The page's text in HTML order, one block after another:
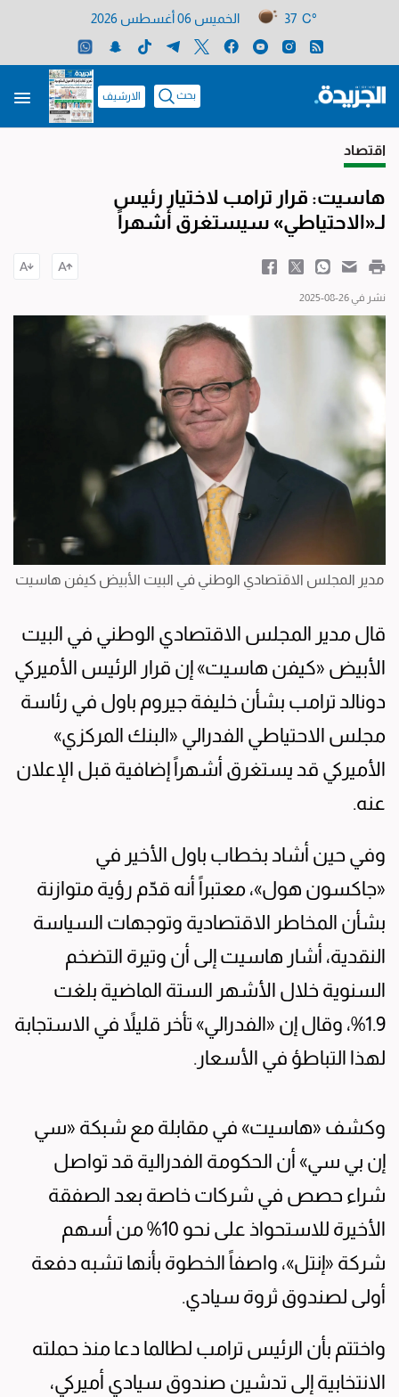
37 C° الخميس 06 أغسطس 2026
بحث الارشيف
اقتصاد
هاسيت: قرار ترامب لاختيار رئيس
لـ«الاحتياطي» سيستغرق أشهراً
نشر في 26-08-2025
مدير المجلس الاقتصادي الوطني في البيت الأبيض كيفن هاسيت
قال مدير المجلس الاقتصادي الوطني في البيت
الأبيض «كيفن هاسيت» إن قرار الرئيس الأميركي
دونالد ترامب بشأن خليفة جيروم باول في رئاسة
مجلس الاحتياطي الفدرالي «البنك المركزي»
الأميركي قد يستغرق أشهراً إضافية قبل الإعلان
عنه.
وفي حين أشاد بخطاب باول الأخير في
«جاكسون هول»، معتبراً أنه قدّم رؤية متوازنة
بشأن المخاطر الاقتصادية وتوجهات السياسة
النقدية، أشار هاسيت إلى أن وتيرة التضخم
السنوية خلال الأشهر الستة الماضية بلغت
1.9%، وقال إن «الفدرالي» تأخر قليلاً في الاستجابة
لهذا التباطؤ في الأسعار.
وكشف «هاسيت» في مقابلة مع شبكة «سي
إن بي سي» أن الحكومة الفدرالية قد تواصل
شراء حصص في شركات خاصة بعد الصفقة
الأخيرة للاستحواذ على نحو 10% من أسهم
شركة «إنتل»، واصفاً الخطوة بأنها تشبه دفعة
أولى لصندوق ثروة سيادي.
واختتم بأن الرئيس ترامب لطالما دعا منذ حملته
الانتخابية إلى تدشين صندوق سيادي أميركي،